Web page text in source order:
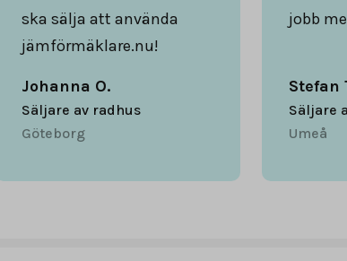
ska sälja att använda
jämförmäklare.nu!
Johanna O.
Säljare av radhus
Göteborg
jobb
Stefan
Säljare
Umeå